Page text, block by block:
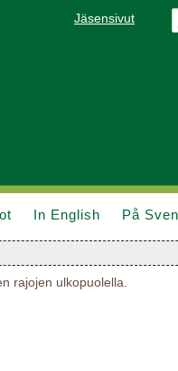
Jäsensivut
In English På
rajojen ulkopuolella.